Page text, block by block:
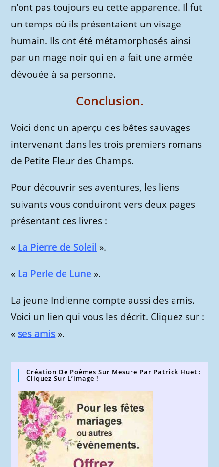
n’ont pas toujours eu cette apparence. Il fut
un temps où ils présentaient un visage
humain. Ils ont été métamorphosés ainsi
par un mage noir qui en a fait une armée
dévouée à sa personne.
Conclusion.
Voici donc un aperçu des bêtes sauvages
intervenant dans les trois premiers romans
de Petite Fleur des Champs.
Pour découvrir ses aventures, les liens
suivants vous conduiront vers deux pages
présentant ces livres :
« La Pierre de Soleil ».
« La Perle de Lune ».
La jeune Indienne compte aussi des amis.
Voici un lien qui vous les décrit. Cliquez sur :
« ses amis ».
Création De Poèmes Sur Mesure Par Patrick Huet :
Cliquez Sur L’image !